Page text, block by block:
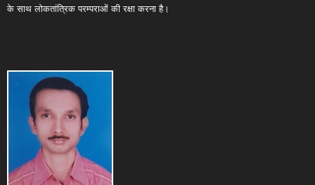
के साथ लोकतांत्रिक परम्पराओं की रक्षा करना है।